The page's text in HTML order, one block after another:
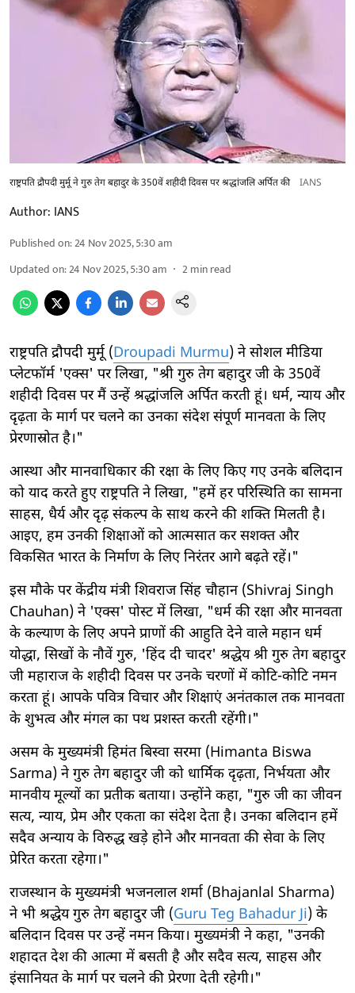
राष्ट्रपति द्रौपदी मुर्मू ने गुरु तेग बहादुर के 350वें शहीदी दिवस पर श्रद्धांजलि अर्पित की IANS
Author: IANS
Published on:24 Nov 2025, 5:30 am
Updated on:24 Nov 2025, 5:30 am 2min read
राष्ट्रपति द्रौपदी मुर्मू (Droupadi Murmu) ने सोशल मीडिया
प्लेटफॉर्म 'एक्स' पर लिखा, "श्री गुरु तेग बहादुर जी के 350वें
शहीदी दिवस पर मैं उन्हें श्रद्धांजलि अर्पित करती हूं। धर्म, न्याय और
दृढ़ता के मार्ग पर चलने का उनका संदेश संपूर्ण मानवता के लिए
प्रेरणास्रोत है।"
आस्था और मानवाधिकार की रक्षा के लिए किए गए उनके बलिदान
को याद करते हुए राष्ट्रपति ने लिखा, "हमें हर परिस्थिति का सामना
साहस, धैर्य और दृढ़ संकल्प के साथ करने की शक्ति मिलती है।
आइए, हम उनकी शिक्षाओं को आत्मसात कर सशक्त और
विकसित भारत के निर्माण के लिए निरंतर आगे बढ़ते रहें।"
इस मौके पर केंद्रीय मंत्री शिवराज सिंह चौहान (Shivraj Singh
Chauhan) ने 'एक्स' पोस्ट में लिखा, "धर्म की रक्षा और मानवता
के कल्याण के लिए अपने प्राणों की आहुति देने वाले महान धर्म
योद्धा, सिखों के नौवें गुरु, 'हिंद दी चादर' श्रद्धेय श्री गुरु तेग बहादुर
जी महाराज के शहीदी दिवस पर उनके चरणों में कोटि-कोटि नमन
करता हूं। आपके पवित्र विचार और शिक्षाएं अनंतकाल तक मानवता
के शुभत्व और मंगल का पथ प्रशस्त करती रहेंगी।"
असम के मुख्यमंत्री हिमंत बिस्वा सरमा (Himanta Biswa
Sarma) ने गुरु तेग बहादुर जी को धार्मिक दृढ़ता, निर्भयता और
मानवीय मूल्यों का प्रतीक बताया। उन्होंने कहा, "गुरु जी का जीवन
सत्य, न्याय, प्रेम और एकता का संदेश देता है। उनका बलिदान हमें
सदैव अन्याय के विरुद्ध खड़े होने और मानवता की सेवा के लिए
प्रेरित करता रहेगा।"
राजस्थान के मुख्यमंत्री भजनलाल शर्मा (Bhajanlal Sharma)
ने भी श्रद्धेय गुरु तेग बहादुर जी (Guru Teg Bahadur Ji) के
बलिदान दिवस पर उन्हें नमन किया। मुख्यमंत्री ने कहा, "उनकी
शहादत देश की आत्मा में बसती है और सदैव सत्य, साहस और
इंसानियत के मार्ग पर चलने की प्रेरणा देती रहेगी।"